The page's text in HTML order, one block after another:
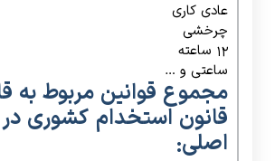
عادی کاری
چرخشی
۱۲ ساعته
ساعتی و …
مجموع قوانین مربوط به
اصلی: